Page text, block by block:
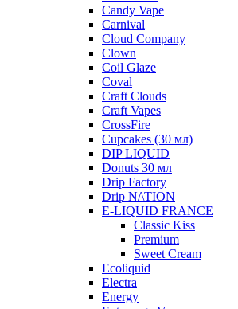
Candy Vape
Carnival
Cloud Company
Clown
Coil Glaze
Coval
Craft Clouds
Craft Vapes
CrossFire
Cupcakes (30 мл)
DIP LIQUID
Donuts 30 мл
Drip Factory
Drip N/\TION
E-LIQUID FRANCE
Classic Kiss
Premium
Sweet Cream
Ecoliquid
Electra
Energy